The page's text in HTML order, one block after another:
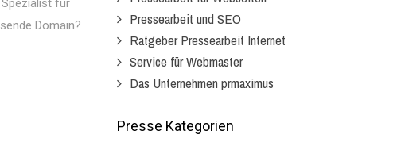
für
Domain?
Pressearbeit und SEO
Ratgeber Pressearbeit Internet
Service für Webmaster
Das Unternehmen prmaximus
Presse Kategorien